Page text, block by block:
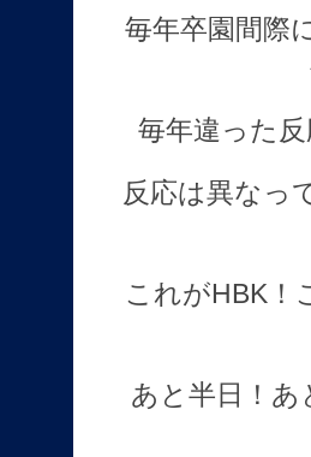
毎年卒園間際
毎年違った
反応は異なっ
これがHBK！
あと半日！あ